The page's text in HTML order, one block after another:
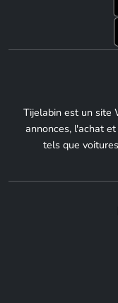
Tijelabin est un site
annonces, l'achat
tels que